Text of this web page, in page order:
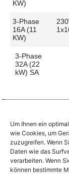
Um Ihnen ein
wie Cookies, um
zuzugreifen. Wenn
Daten wie das
verarbeiten. Wenn
können bestimmte
KW)
3-Phase
16A (11
KW)
3-Phase
32A (22
kW) SA
Ladeanschluss
Platzierung